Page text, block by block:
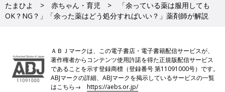
たまひよ 赤ちゃん・育児
「余っている薬は服用しても
OK？NG？」「余った薬はどう処分すればいい？」薬剤師が解説
ＡＢＪマークは、この電子書店・電子書籍配信サービスが、
著作権者からコンテンツ使用許諾を得た正規版配信サービス
であることを示す登録商標（登録番号 第11091000号）です。
ABJマークの詳細、ABJマークを掲示しているサービスの一覧
はこちら→https://aebs.or.jp/